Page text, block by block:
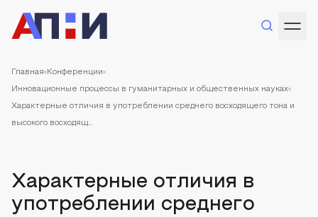
Главная Конференции
Инновационные процессы в гуманитарных и общественных науках
Характерные отличия в употреблении среднего восходящего тона и
высокого восходящ...
Характерные отличия в
употреблении среднего